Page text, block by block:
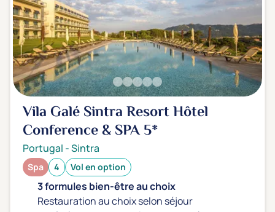
Vila Galé Sintra Resort Hôtel
Conference & SPA5*
Portugal -Sintra
Spa 4 Vol en option
3 formules bien-être au choix
Restauration au choix selon séjour